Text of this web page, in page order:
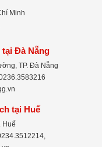
Minh
tại Đà Nẵng
TP. Đà Nẵng
tại Huế
Huế